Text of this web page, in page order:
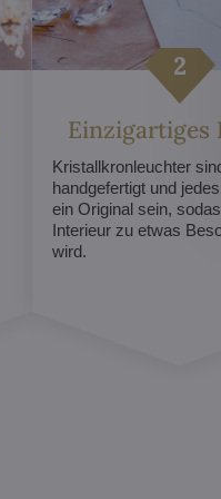
Einzigartiges
Kristallkronleuchter sind
handgefertigt und jedes
ein Original sein,
Interieur zu etwas
wird.